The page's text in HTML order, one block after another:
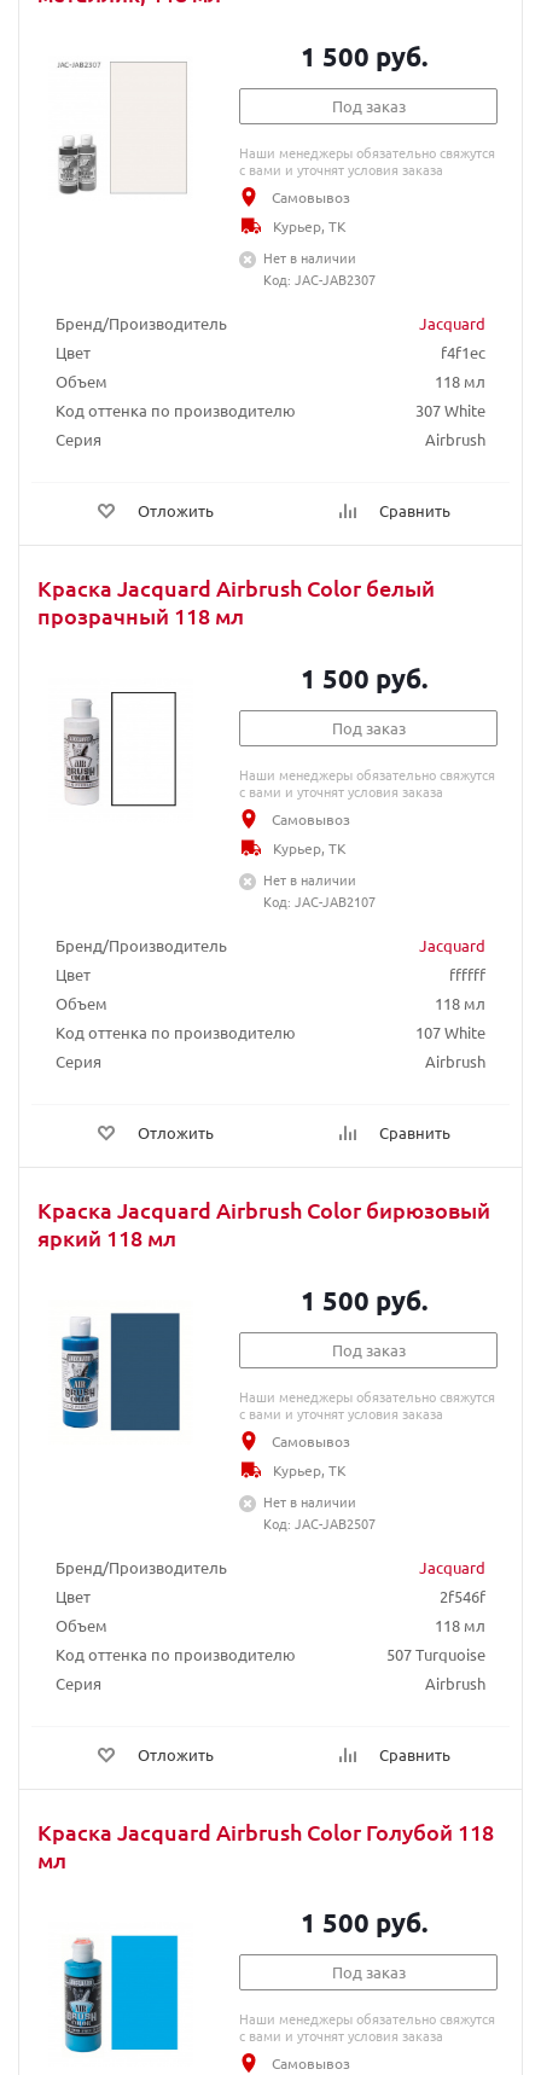
Бренд/Производитель
Jacquard
Цвет
f4f1ec
Объем
118 мл
Код оттенка по производителю
307 White
Серия
Airbrush
Отложить Сравнить
1 500 руб.
Под заказ
Наши менеджеры обязательно свяжутся
с вами и уточнят условия заказа
Самовывоз
Курьер, ТК
Нет в наличии
Код: JAC-JAB2307
Краска Jacquard Airbrush Color белый
прозрачный 118 мл
Бренд/Производитель
Jacquard
Цвет
ffffff
Объем
118 мл
Код оттенка по производителю
107 White
Серия
Airbrush
Отложить Сравнить
1 500 руб.
Под заказ
Наши менеджеры обязательно свяжутся
с вами и уточнят условия заказа
Самовывоз
Курьер, ТК
Нет в наличии
Код: JAC-JAB2107
Краска Jacquard Airbrush Color бирюзовый
яркий 118 мл
Бренд/Производитель
Jacquard
Цвет
2f546f
Объем
118 мл
Код оттенка по производителю
507 Turquoise
Серия
Airbrush
Отложить Сравнить
1 500 руб.
Под заказ
Наши менеджеры обязательно свяжутся
с вами и уточнят условия заказа
Самовывоз
Курьер, ТК
Нет в наличии
Код: JAC-JAB2507
Краска Jacquard Airbrush Color Голубой 118
мл
1 500 руб.
Под заказ
Наши менеджеры обязательно свяжутся
с вами и уточнят условия заказа
Самовывоз